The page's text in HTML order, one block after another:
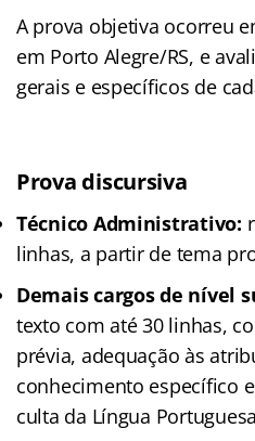
A prova objetiva ocorreu
em Porto Alegre/RS, e
gerais e específicos de
Prova discursiva
Técnico Administrativo:
linhas, a partir de tema
Demais cargos de nível
texto com até 30 linhas,
prévia, adequação às
conhecimento específico
culta da Língua